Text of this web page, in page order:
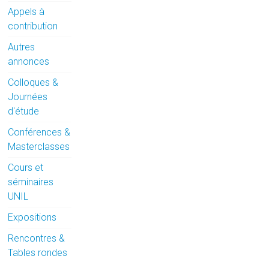
Appels à
contribution
Autres
annonces
Colloques &
Journées
d'étude
Conférences &
Masterclasses
Cours et
séminaires
UNIL
Expositions
Rencontres &
Tables rondes